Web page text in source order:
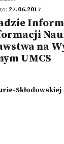
27.06.2017
na
UMCS
Skłodowskiej